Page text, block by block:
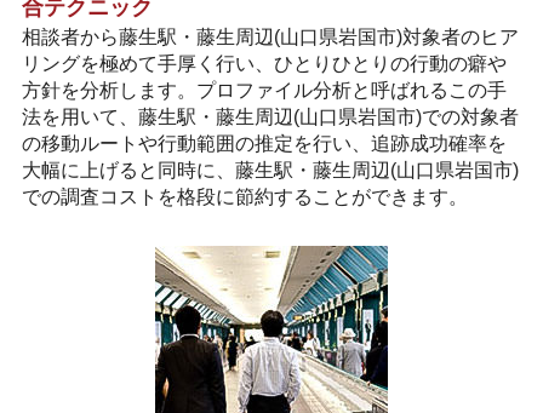
合テクニック
相談者から藤生駅・藤生周辺(山口県岩国市)対象者のヒア
リングを極めて手厚く行い、ひとりひとりの行動の癖や
方針を分析します。プロファイル分析と呼ばれるこの手
法を用いて、藤生駅・藤生周辺(山口県岩国市)での対象者
の移動ルートや行動範囲の推定を行い、追跡成功確率を
大幅に上げると同時に、藤生駅・藤生周辺(山口県岩国市)
での調査コストを格段に節約することができます。